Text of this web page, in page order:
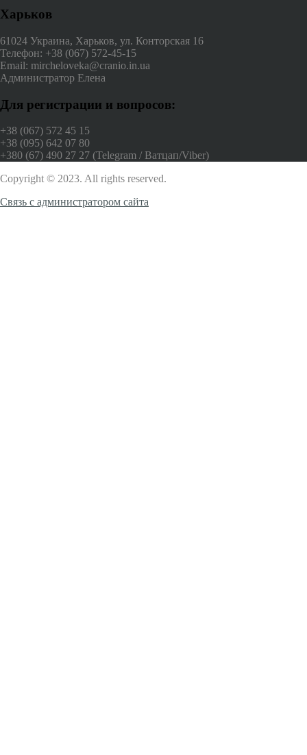
Харьков
61024 Украина, Харьков, ул. Конторская 16
Телефон: +38 (067) 572-45-15
Email: mircheloveka@cranio.in.ua
Администратор Елена
Для регистрации и вопросов:
+38 (067) 572 45 15
+38 (095) 642 07 80
+380 (67) 490 27 27 (Telegram / Ватцап/Viber)
Copyright © 2023. All rights reserved.
Связь с администратором сайта